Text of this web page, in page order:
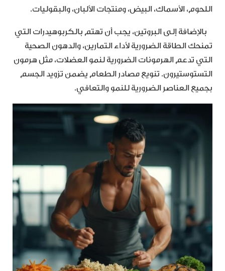
اللحوم، الأسماك، البيض، ومنتجات الألبان، والبقوليات.
بالإضافة إلى البروتين، يجب أن تهتم بالكربوهيدرات التي
تمنحك الطاقة الضرورية لأداء التمارين، والدهون الصحية
التي تدعم الهرمونات الضرورية لنمو العضلات، مثل هرمون
التستوستيرون. تنويع مصادر الطعام يضمن تزويد الجسم
بجميع العناصر الضرورية للنمو والتعافي.